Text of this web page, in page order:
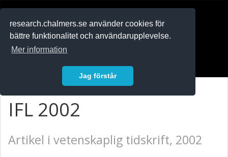
research.chalmers.se använder cookies för
bättre funktionalitet och användarupplevelse.
Mer information
Jag förstår
IFL 2002
Artikel i vetenskaplig tidskrift, 2002